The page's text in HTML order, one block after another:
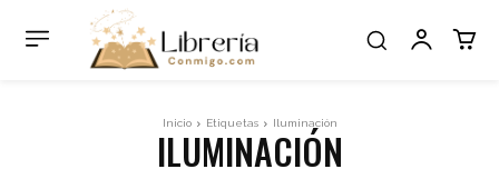
Inicio Etiquetas Iluminación
ILUMINACIÓN